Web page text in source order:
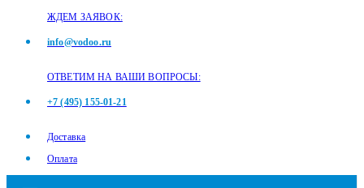
ЖДЕМ ЗАЯВОК:
info@vodoo.ru
ОТВЕТИМ НА ВАШИ ВОПРОСЫ:
+7 (495) 155-01-21
Доставка
Оплата